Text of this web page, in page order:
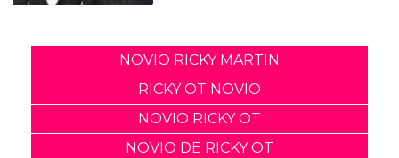
NOVIO RICKY MARTIN
RICKY OT NOVIO
NOVIO RICKY OT
NOVIO DE RICKY OT